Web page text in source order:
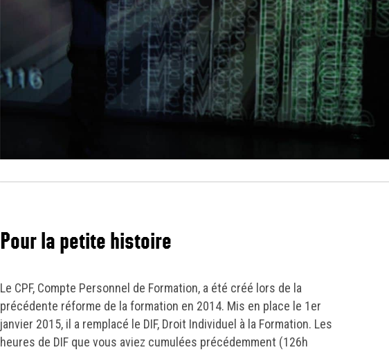
Pour la petite histoire
Le CPF, Compte Personnel de Formation, a été créé lors de la
précédente réforme de la formation en 2014. Mis en place le 1er
janvier 2015, il a remplacé le DIF, Droit Individuel à la Formation. Les
heures de DIF que vous aviez cumulées précédemment (126h